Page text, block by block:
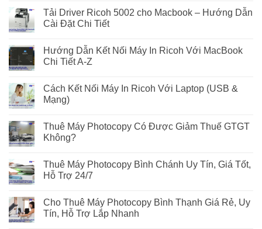
Tải Driver Ricoh 5002 cho Macbook – Hướng Dẫn
Cài Đặt Chi Tiết
Hướng Dẫn Kết Nối Máy In Ricoh Với MacBook
Chi Tiết A-Z
Cách Kết Nối Máy In Ricoh Với Laptop (USB &
Mạng)
Thuê Máy Photocopy Có Được Giảm Thuế GTGT
Không?
Thuê Máy Photocopy Bình Chánh Uy Tín, Giá Tốt,
Hỗ Trợ 24/7
Cho Thuê Máy Photocopy Bình Thạnh Giá Rẻ, Uy
Tín, Hỗ Trợ Lắp Nhanh